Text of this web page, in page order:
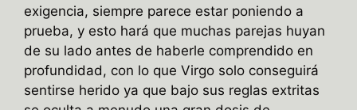
exigencia, siempre parece estar poniendo a
prueba, y esto hará que muchas parejas huyan
de su lado antes de haberle comprendido en
profundidad, con lo que Virgo solo conseguirá
sentirse herido ya que bajo sus reglas extritas